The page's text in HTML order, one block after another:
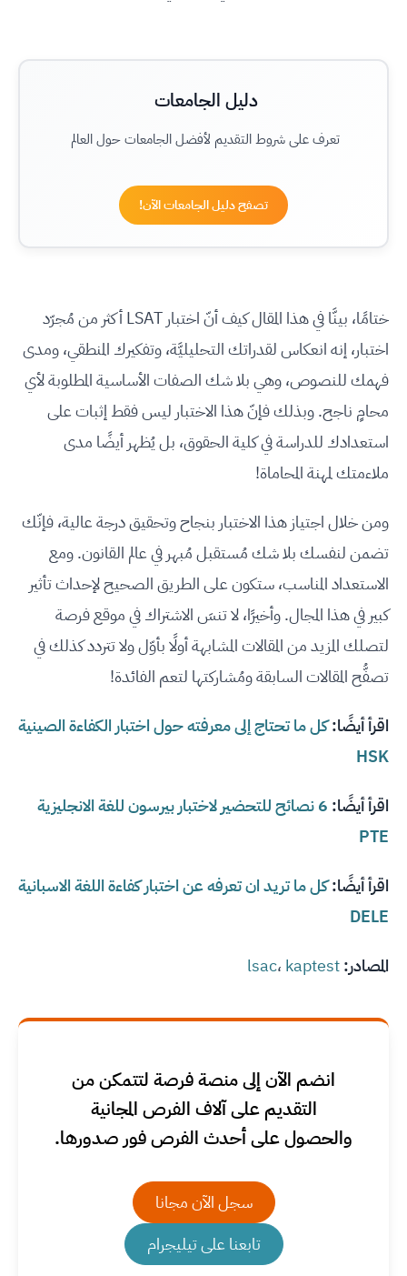
دليل الجامعات
تعرف على شروط التقديم لأفضل الجامعات حول العالم
تصفح دليل الجامعات الآن!
ختامًا، بينَّا في هذا المقال كيف أنّ اختبار LSAT أكثر من مُجرّد
اختبار، إنه انعكاس لقدراتك التحليليَّة، وتفكيرك المنطقي، ومدى
فهمك للنصوص، وهي بلا شك الصفات الأساسية المطلوبة لأي
محامٍ ناجح. وبذلك فإنّ هذا الاختبار ليس فقط إثبات على
استعدادك للدراسة في كلية الحقوق، بل يُظهر أيضًا مدى
ملاءمتك لمهنة المحاماة!
ومن خلال اجتياز هذا الاختبار بنجاح وتحقيق درجة عالية، فإنّك
تضمن لنفسك بلا شك مُستقبل مُبهر في عالم القانون. ومع
الاستعداد المناسب، ستكون على الطريق الصحيح لإحداث تأثير
كبير في هذا المجال. وأخيرًا، لا تنسَ الاشتراك في موقع فرصة
لتصلك المزيد من المقالات المشابهة أولًا بأوّل ولا تتردد كذلك في
تصفُّح المقالات السابقة ومُشاركتها لتعم الفائدة!
اقرأ أيضًا:كل ما تحتاج إلى معرفته حول اختبار الكفاءة الصينية
HSK
اقرأ أيضًا:
6 نصائح للتحضير لاختبار بيرسون للغة الانجليزية
PTE
اقرأ أيضًا:كل ما تريد ان تعرفه عن اختبار كفاءة اللغة الاسبانية
DELE
المصادر:
lsac، kaptest
انضم الآن إلى منصة فرصة لتتمكن من
التقديم على آلاف الفرص المجانية
والحصول على أحدث الفرص فور صدورها.
سجل الآن مجانا
تابعنا على تيليجرام